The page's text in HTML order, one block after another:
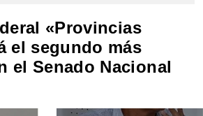
«Provincias
el segundo más
el Senado Nacional